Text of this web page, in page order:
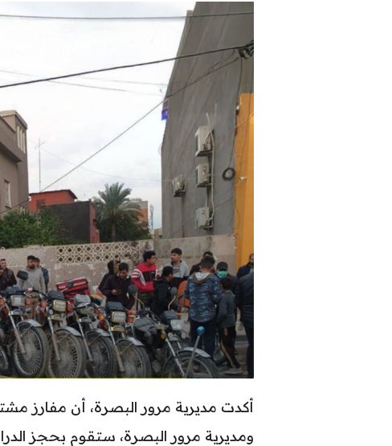
أكدت مديرية مرور البصرة، أن مفارز
ومديرية مرور البصرة، ستقوم بحجز